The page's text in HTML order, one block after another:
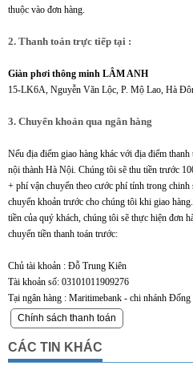
thuộc vào đơn hàng.
2. Thanh toán trực tiếp tại :
Giàn phơi thông minh LÂM ANH
15-LK6A, Nguyễn Văn Lộc, P. Mộ Lao, Hà
3. Chuyển khoản qua ngân hàng
Nếu địa điểm giao hàng khác với địa điểm
nội thành Hà Nội. Chúng tôi sẽ thu tiền trước
+ phí vận chuyển theo cước phí tính trong
chuyển khoản trước cho chúng tôi khi giao
tiền của quý khách, chúng tôi sẽ thực hiện đơn
chuyển tiền thanh toán trước:
Chủ tài khoản : Đỗ Trung Kiên
Tài khoản số: 03101011909276
Tại ngân hàng : Maritimebank - chi nhánh
Chính sách thanh toán
CÁC TIN KHÁC